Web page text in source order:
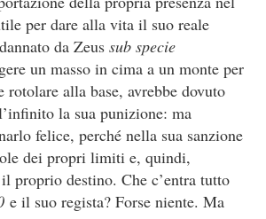
per dare alla vita il suo reale
da Zeus sub specie
un masso in cima a un monte per
rotolare alla base, avrebbe dovuto
la sua punizione: ma
felice, perché nella sua sanzione
dei propri limiti e, quindi,
proprio destino. Che c’entra tutto
e il suo regista? Forse niente. Ma